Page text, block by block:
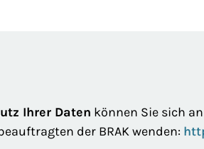
Ihrer Daten können Sie sich an
der BRAK wenden: